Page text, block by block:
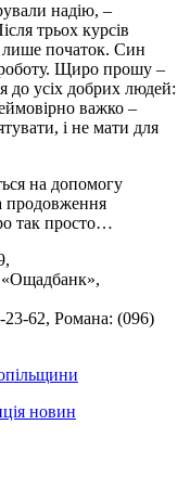
надію, –
трьох курсів
лише початок. Син
Щиро прошу –
до усіх добрих людей:
важко –
і не мати для
на допомогу
продовження
так просто…
«Ощадбанк»,
23-62, Романа: (096)
новин